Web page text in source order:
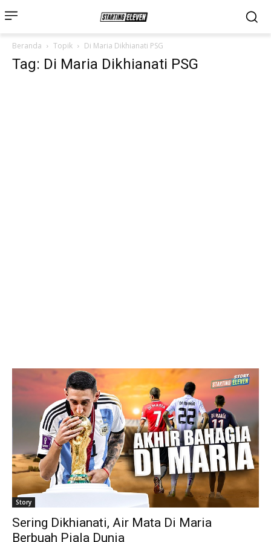
Beranda Topik Di Maria Dikhianati PSG
Tag: Di Maria Dikhianati PSG
Story
Sering Dikhianati, Air Mata Di Maria
Berbuah Piala Dunia